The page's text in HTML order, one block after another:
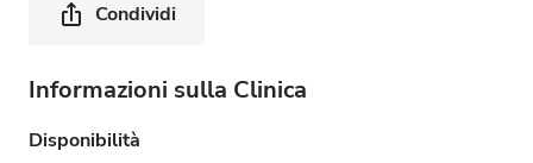
Condividi
Informazioni sulla Clinica
Disponibilità